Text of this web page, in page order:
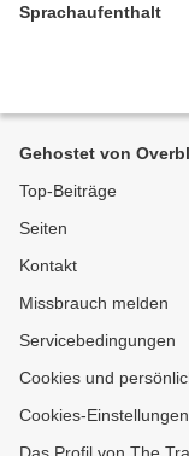
Sprachaufenthalt
Gehostet von
Top-Beiträge
Seiten
Kontakt
Missbrauch melden
Servicebedingungen
Cookies und
Cookies-Einstellungen